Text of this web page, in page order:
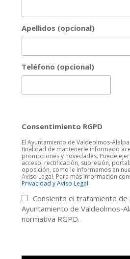
Apellidos (opcional)
Teléfono (opcional)
Consentimiento RGPD
El Ayuntamiento de Valdeolmos-
finalidad de mantenerle informado
promociones y novedades. Puede
acceso, rectificación, supresión,
oposición, como le informamos en
Aviso Legal. Para más información
Privacidad y Aviso Legal
Consiento el tratamiento
Ayuntamiento de Valdeolmos-
normativa RGPD.